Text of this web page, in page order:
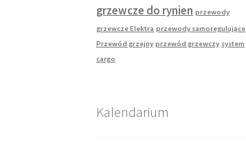
grzewcze do rynien przewody
grzewcze Elektra przewody samoregulujące
Przewód grzejny przewód grzewczy system
cargo
Kalendarium